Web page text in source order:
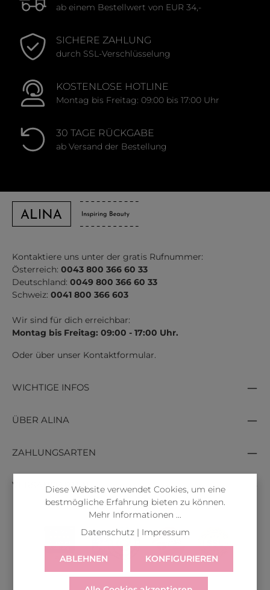
ab einem Bestellwert von EUR 34,-
SICHERE ZAHLUNG
durch SSL-Verschlüsselung
KOSTENLOSE HOTLINE
Montag bis Freitag: 09:00 bis 17:00 Uhr
30 TAGE RÜCKGABE
ab Versand der Bestellung
Kontaktiere uns unter der gratis Rufnummer:
Österreich: 0043 800 366 60 33
Deutschland: 0049 800 366 60 33
Schweiz: 0041 800 366 603
Wir sind für dich erreichbar:
Montag bis Freitag: 09:00 - 17:00 Uhr.
Oder über unser Kontaktformular.
WICHTIGE INFOS
ÜBER ALINA
ZAHLUNGSARTEN
VERSANDARTEN
Diese Website verwendet Cookies, um eine
bestmögliche Erfahrung bieten zu können.
Mehr Informationen ...
Datenschutz| Impressum
ABLEHNEN KONFIGURIEREN